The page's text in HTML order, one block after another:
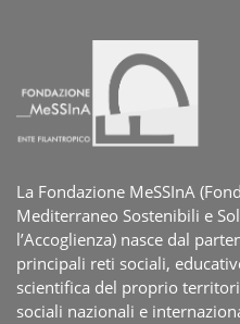
La Fondazione MeSSInA
Mediterraneo Sostenibili e
l’Accoglienza) nasce dal
principali reti sociali,
scientifica del proprio
sociali nazionali e